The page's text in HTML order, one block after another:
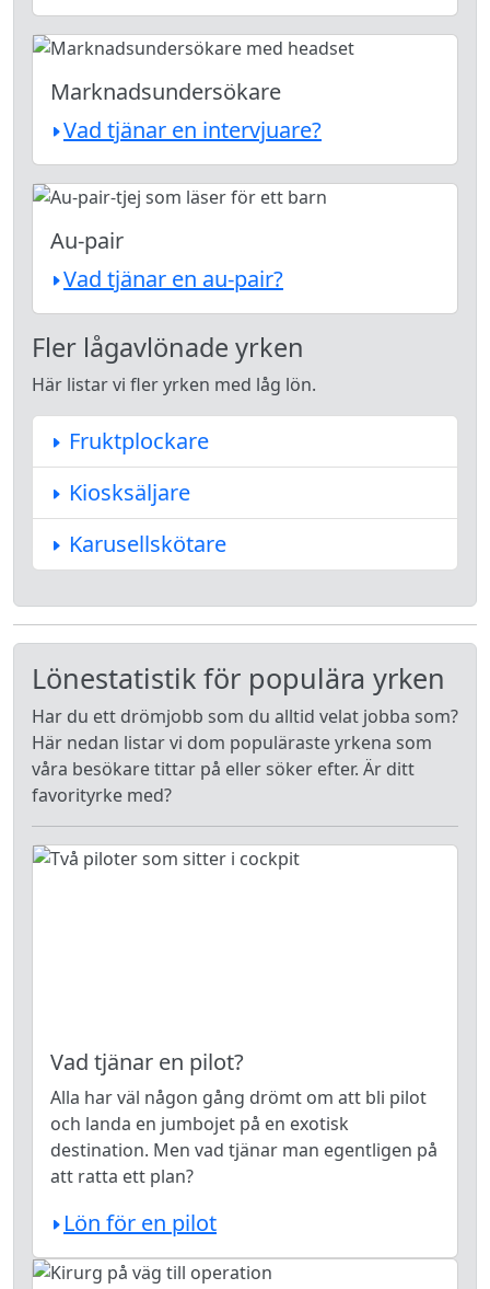
Marknadsundersökare
Vad tjänar en intervjuare?
Au-pair
Vad tjänar en au-pair?
Fler lågavlönade yrken
Här listar vi fler yrken med låg lön.
Fruktplockare
Kiosksäljare
Karusellskötare
Lönestatistik för populära yrken
Har du ett drömjobb som du alltid velat jobba som?
Här nedan listar vi dom populäraste yrkena som
våra besökare tittar på eller söker efter. Är ditt
favorityrke med?
Vad tjänar en pilot?
Alla har väl någon gång drömt om att bli pilot
och landa en jumbojet på en exotisk
destination. Men vad tjänar man egentligen på
att ratta ett plan?
Lön för en pilot